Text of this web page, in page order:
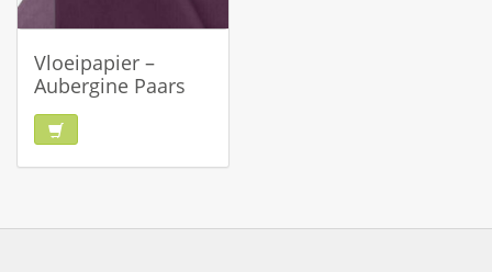
Vloeipapier –
Aubergine Paars